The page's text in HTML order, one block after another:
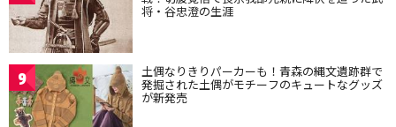
将・谷忠澄の生涯
9 土偶なりきりパーカーも！青森の縄文遺跡群で
発掘された土偶がモチーフのキュートなグッズ
が新発売